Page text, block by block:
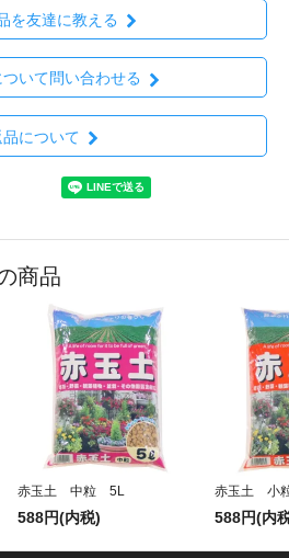
を友達に教える
いて問い合わせる
品について
商品
赤玉土 中粒 5L
588円(内税)
赤玉土 小
588円(内